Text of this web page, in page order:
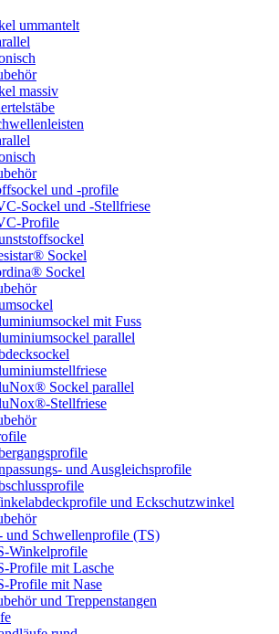
ummantelt
massiv
und -profile
Sockel und -Stellfriese
Profile
Sockel
Sockel
mit Fuss
parallel
Sockel parallel
Stellfriese
und Ausgleichsprofile
und Eckschutzwinkel
und Schwellenprofile (TS)
Winkelprofile
Profile mit Lasche
Profile mit Nase
und Treppenstangen